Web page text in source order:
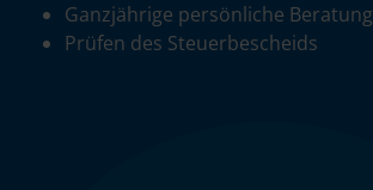
Ganzjährige persönliche Beratung
Prüfen des Steuerbescheids